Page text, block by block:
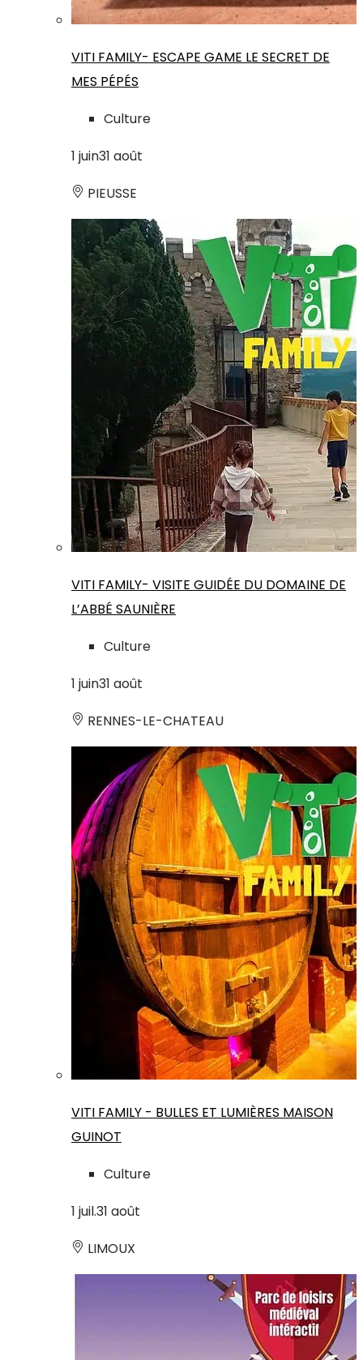
VITI FAMILY- ESCAPE GAME LE SECRET DE
MES PÉPÉS
Culture
1 juin31 août
PIEUSSE
VITI FAMILY- VISITE GUIDÉE DU DOMAINE DE
L’ABBÉ SAUNIÈRE
Culture
1 juin31 août
RENNES-LE-CHATEAU
VITI FAMILY - BULLES ET LUMIÈRES MAISON
GUINOT
Culture
1 juil.31 août
LIMOUX